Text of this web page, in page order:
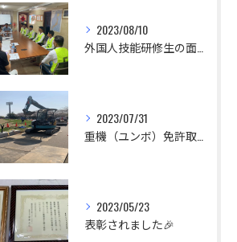
2023/08/10
2023/07/31
2023/05/23
表彰されました🎉